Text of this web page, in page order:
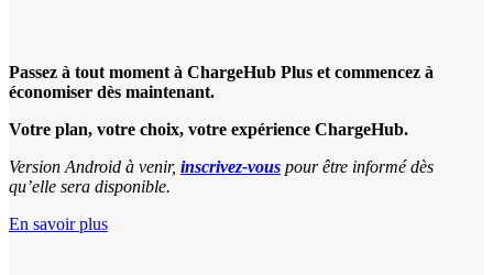
Passez à tout moment à ChargeHub Plus et commencez à
économiser dès maintenant.
Votre plan, votre choix, votre expérience ChargeHub.
Version Android à venir, inscrivez-vous pour être informé dès
qu’elle sera disponible.
En savoir plus